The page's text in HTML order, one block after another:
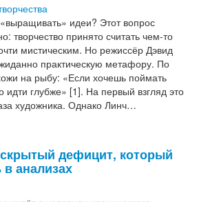
идеи? Этот вопрос
творчество принято считать чем-то
мистическим. Но режиссёр Дэвид
практическую метафору. По
на рыбу: «Если хочешь поймать
глубже» [1]. На первый взгляд это
художника. Однако Линч…
дефицит, который
анализах